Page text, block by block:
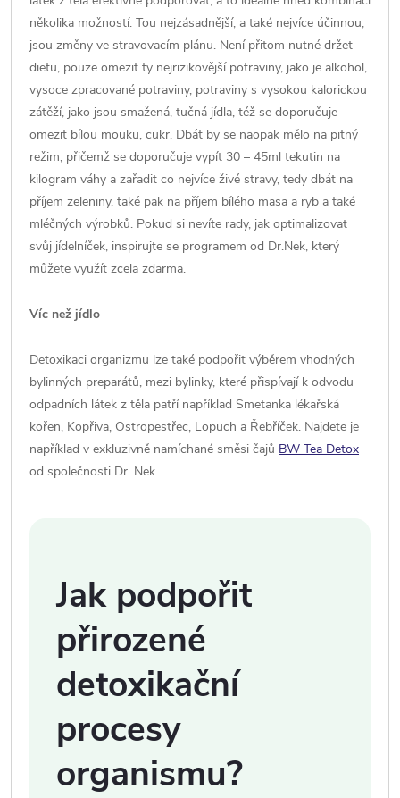
několika možností. Tou nejzásadnější, a také nejvíce účinnou,
jsou změny ve stravovacím plánu. Není přitom nutné držet
dietu, pouze omezit ty nejrizikovější potraviny, jako je alkohol,
vysoce zpracované potraviny, potraviny s vysokou kalorickou
zátěží, jako jsou smažená, tučná jídla, též se doporučuje
omezit bílou mouku, cukr. Dbát by se naopak mělo na pitný
režim, přičemž se doporučuje vypít 30 – 45ml tekutin na
kilogram váhy a zařadit co nejvíce živé stravy, tedy dbát na
příjem zeleniny, také pak na příjem bílého masa a ryb a také
mléčných výrobků. Pokud si nevíte rady, jak optimalizovat
svůj jídelníček, inspirujte se programem od Dr.Nek, který
můžete využít zcela zdarma.
Víc než jídlo
Detoxikaci organizmu lze také podpořit výběrem vhodných
bylinných preparátů, mezi bylinky, které přispívají k odvodu
odpadních látek z těla patří například Smetanka lékařská
kořen, Kopřiva, Ostropestřec, Lopuch a Řebříček. Najdete je
například v exkluzivně namíchané směsi čajů BW Tea Detox
od společnosti Dr. Nek.
Jak podpořit
přirozené
detoxikační
procesy
organismu?